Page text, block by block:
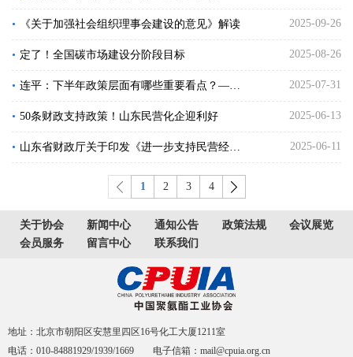
• 《关于加强社会组织理事会建设的意见》解读 2025-09-26
• 定了！全国碳市场建设分阶段目标 2025-08-26
• 连平：下半年政策层面有哪些重要看点？——中央政治局会议释放八大政策信号 2025-07-31
• 50条财政支持政策！山东民营化企迎利好 2025-06-13
• 山东省财政厅关于印发《进一步支持民营经济高质量发展若干财政政策》的通知 2025-06-11
1 2 3 4
关于协会 新闻中心 通知公告 政策法规
会议展览
会员服务
留言中心 联系我们
地址：北京市朝阳区安慧里四区16号化工大厦1211室
电话：010-84881929/1939/1669 电子信箱：mail@cpuia.org.cn